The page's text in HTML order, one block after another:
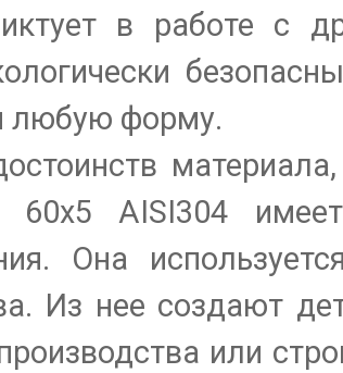
в работе с
любую форму.
60х5 AISI304
Она
Из нее создают
или